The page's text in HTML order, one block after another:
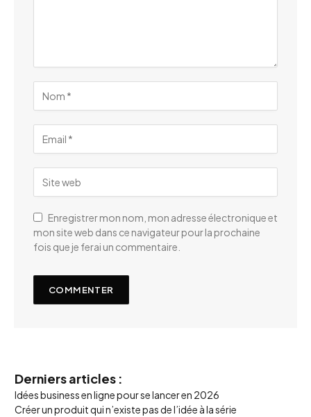
Enregistrer mon nom, mon adresse électronique et
mon site web dans ce navigateur pour la prochaine
fois que je ferai un commentaire.
Derniers articles :
Idées business en ligne pour se lancer en 2026
Créer un produit qui n’existe pas de l’idée à la série